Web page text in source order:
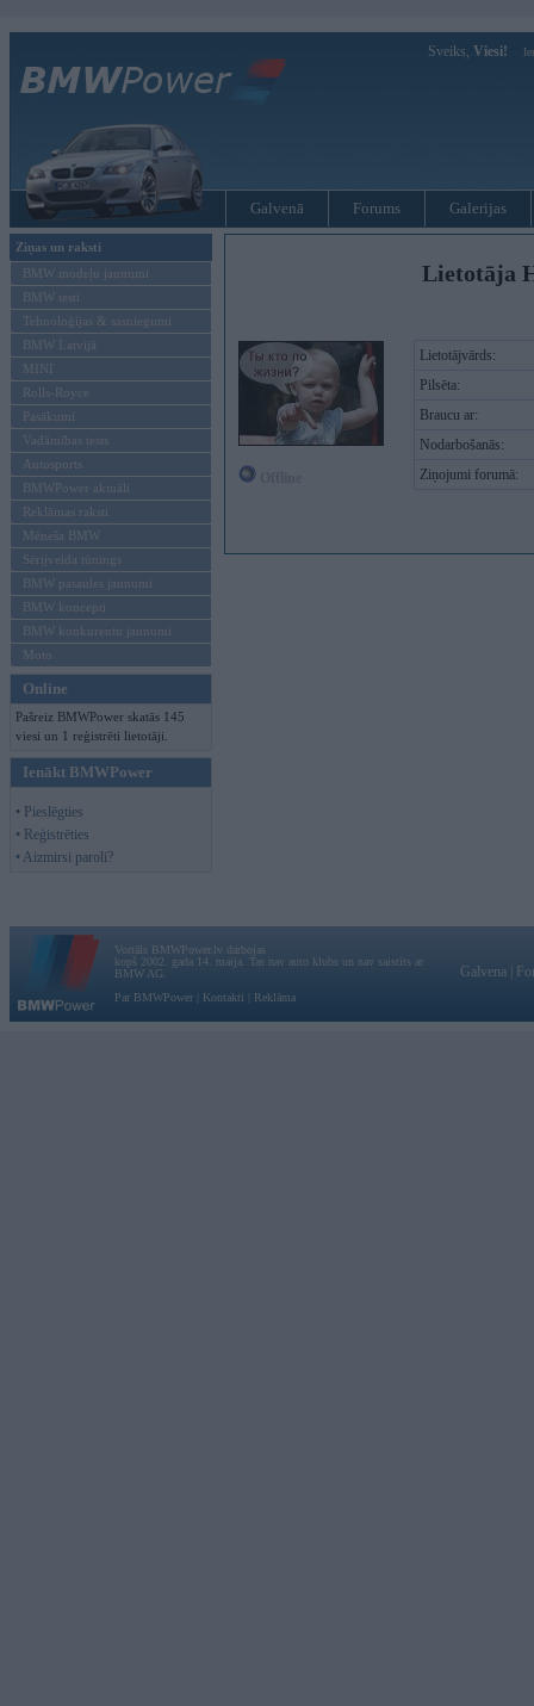
Sveiks, Viesi!
Galvenā Forums Galerijas
Ziņas un raksti
BMW modeļu jaunumi
BMW testi
Tehnoloģijas & sasniegumi
BMW Latvijā
MINI
Rolls-Royce
Pasākumi
Vadāmības tests
Autosports
BMWPower aktuāli
Reklāmas raksti
Mēneša BMW
Sērijveida tūnings
BMW pasaules jaunumi
BMW koncepti
BMW konkurentu jaunumi
Moto
Online
Pašreiz BMWPower skatās 145
viesi un 1 reģistrēti lietotāji.
Ienākt BMWPower
• Pieslēgties
• Reģistrēties
• Aizmirsi paroli?
Lietotāja
Lietotājvārds:
Pilsēta:
Braucu ar:
Nodarbošanās:
Ziņojumi forumā:
Vortāls BMWPower.lv darbojas
kopš 2002. gada 14. maija. Tas nav auto klubs un nav saistīts ar
BMW AG.
Par BMWPower
Kontakti Reklāma
Galvena